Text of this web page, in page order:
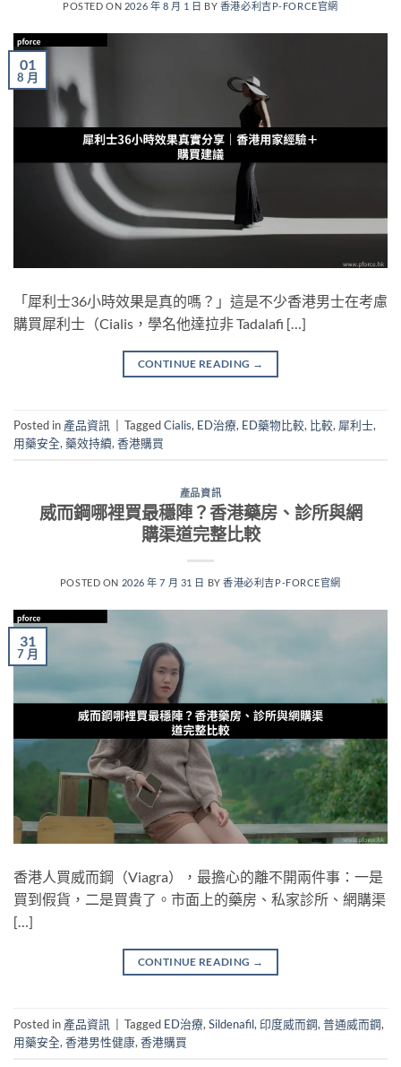
POSTED ON 2026 年 8 月 1 日 BY 香港必利吉P-FORCE官網
01
8 月
「犀利士36小時效果是真的嗎？」這是不少香港男士在考慮
購買犀利士（Cialis，學名他達拉非 Tadalafi […]
CONTINUE READING →
Posted in 產品資訊 TaggedCialis, ED治療, ED藥物比較, 比較, 犀利士,
用藥安全, 藥效持續, 香港購買
產品資訊
威而鋼哪裡買最穩陣？香港藥房、診所與網
購渠道完整比較
POSTED ON 2026 年 7 月 31 日 BY香港必利吉P-FORCE官網
31
7 月
香港人買威而鋼（Viagra），最擔心的離不開兩件事：一是
買到假貨，二是買貴了。市面上的藥房、私家診所、網購渠
[…]
CONTINUE READING →
Posted in 產品資訊 Tagged ED治療, Sildenafil, 印度威而鋼, 普通威而鋼,
用藥安全, 香港男性健康, 香港購買